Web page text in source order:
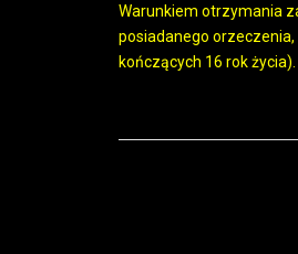
Warunkiem otrzymania
posiadanego
kończących 16 rok życia).